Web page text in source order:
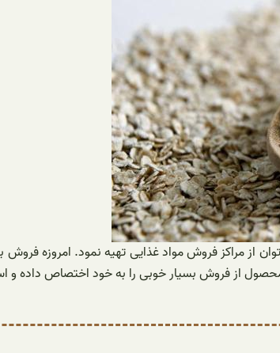
از مراکز فروش مواد غذایی تهیه نمود. امروزه
از فروش بسیار خوبی را به خود اختصاص داده و